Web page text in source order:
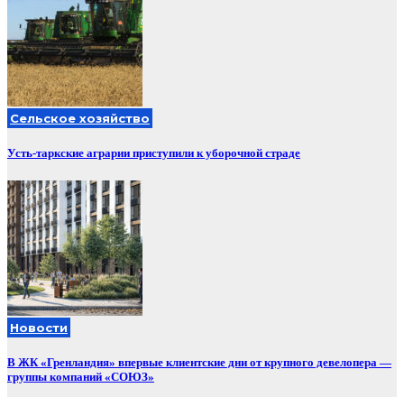
Сельское хозяйство
Усть-таркские аграрии приступили к уборочной страде
Новости
В ЖК «Гренландия» впервые клиентские дни от крупного девелопера —
группы компаний «СОЮЗ»